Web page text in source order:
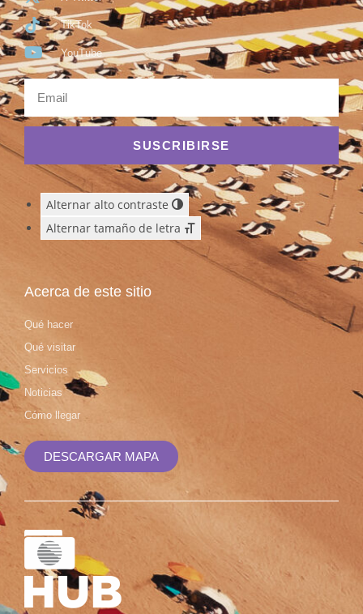
TikTok
YouTube
SUSCRIBIRSE
Alternar alto contraste
Alternar tamaño de letra
Acerca de este sitio
Qué hacer
Qué visitar
Servicios
Noticias
Cómo llegar
DESCARGAR MAPA